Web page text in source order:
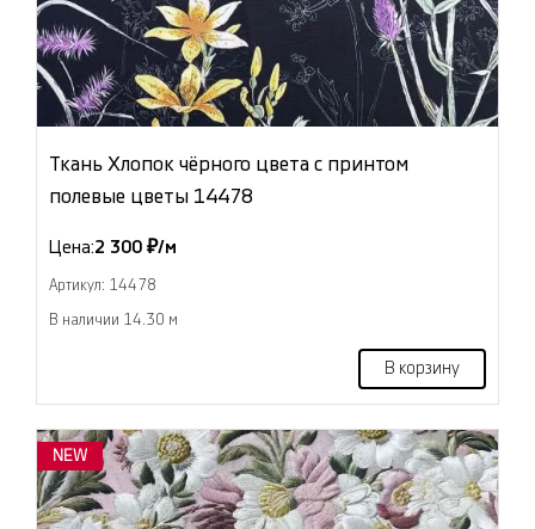
Ткань Хлопок чёрного цвета с принтом
полевые цветы 14478
Цена:2 300 ₽/м
Артикул: 14478
В наличии 14.30 м
В корзину
NEW